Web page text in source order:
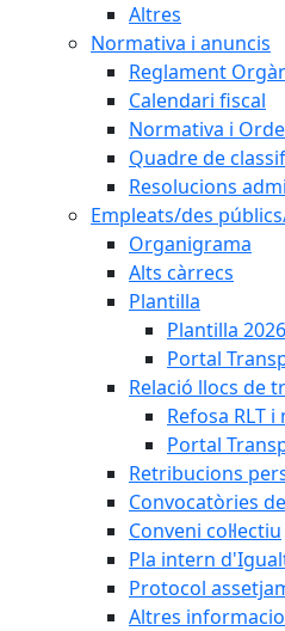
Altres
Normativa i anuncis
Reglament
Calendari fiscal
Normativa i
Quadre de
Resolucions
Empleats/des
Organigrama
Alts càrrecs
Plantilla
Plantilla 2026
Portal
Relació llocs de
Refosa RLT
Portal
Retribucions
Convocatòries
Conveni col·lectiu
Pla intern
Protocol
Altres